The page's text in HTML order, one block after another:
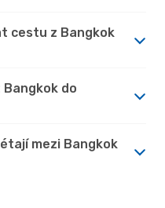
cestu z Bangkok
do
mezi Bangkok